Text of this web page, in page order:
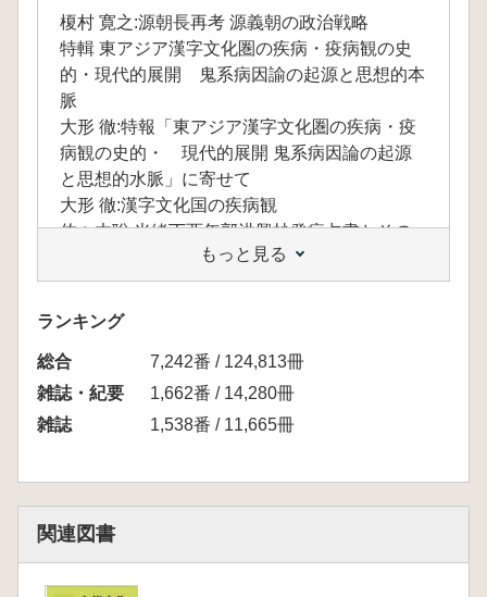
榎村 寛之:源朝長再考 源義朝の政治戦略
特輯 東アジア漢字文化圏の疾病・疫病観の史
的・現代的展開 鬼系病因諭の起源と思想的本
脈
大形 徹:特報「東アジア漢字文化圏の疾病・疫
病観の史的・ 現代的展開 鬼系病因論の起源
と思想的水脈」に寄せて
大形 徹:漢字文化国の疾病観
佐々木聡:光緒丁酉年郭洪興抄発病占書とその
多田伊織:淡と痰と澹 古代インド医学と中国
医学の交渉
六車 楓:清華簡『五紀』に見える身体と病気の
記述について
孫 瑾:宋代道人の房中術実践と民間医療の関係
試論
田 天:日録と秦漢病方の編纂
もっと見る
ランキング
総合
7,242番 / 124,813冊
雑誌・紀要
1,662番 / 14,280冊
雑誌
1,538番 / 11,665冊
関連図書